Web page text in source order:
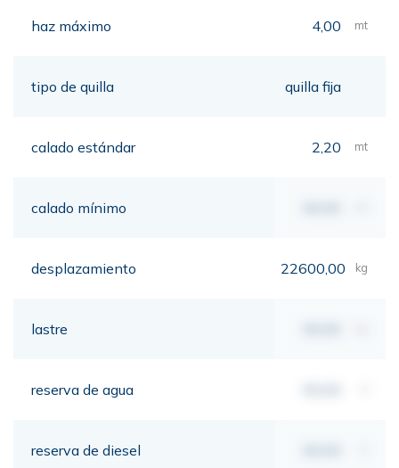
haz máximo 4,00 mt
tipo de quilla quilla fija
calado estándar 2,20 mt
calado mínimo
desplazamiento 22600,00 kg
lastre
reserva de agua
reserva de diesel